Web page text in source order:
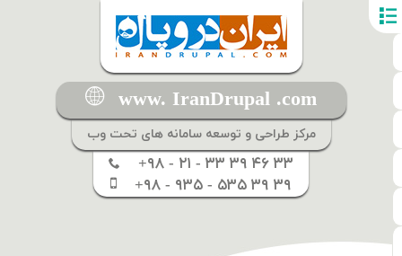
www. IranDrupal .com
مرکز طراحی و توسعه سامانه های تحت وب
+۹۸ - ۲۱ - ۳۳ ۳۹ ۴۶ ۳۳
+۹۸ - ۹۳۵ - ۵۳۵ ۳۹ ۳۹